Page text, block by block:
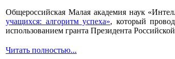
Общероссийская Малая академия наук
учащихся: алгоритм успеха», который
использованием гранта Президента
Читать полностью...